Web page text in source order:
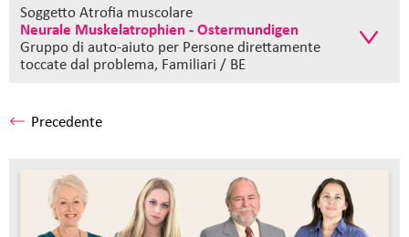
Soggetto Atrofia muscolare
Neurale Muskelatrophien - Ostermundigen
Gruppo di auto-aiuto per Persone direttamente
toccate dal problema, Familiari / BE
Precedente